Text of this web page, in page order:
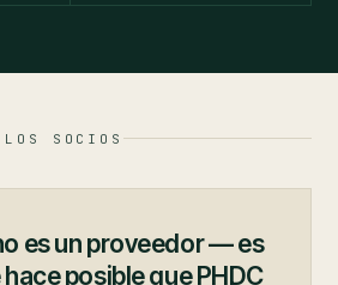
SOCIOS
es un proveedor — es
posible que PHDC